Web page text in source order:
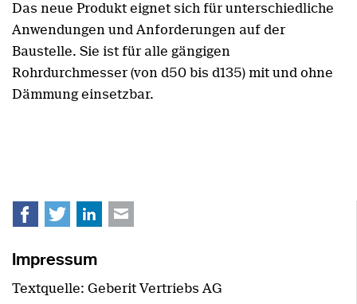
Das neue Produkt eignet sich für unterschiedliche
Anwendungen und Anforderungen auf der
Baustelle. Sie ist für alle gängigen
Rohrdurchmesser (von d50 bis d135) mit und ohne
Dämmung einsetzbar.
Facebook
TwitterLinkedIn
E-mail
Impressum
Textquelle: Geberit Vertriebs AG